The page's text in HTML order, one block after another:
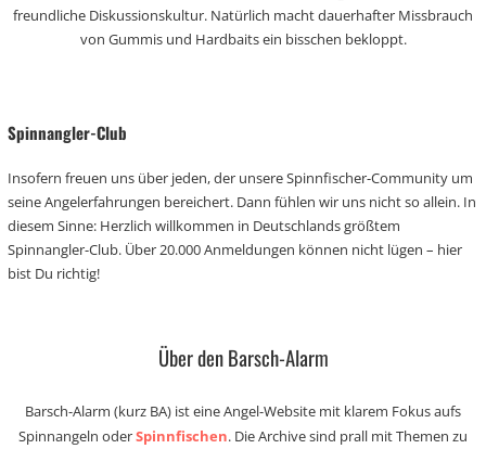
freundliche Diskussionskultur. Natürlich macht dauerhafter Missbrauch
von Gummis und Hardbaits ein bisschen bekloppt.
Spinnangler-Club
Insofern freuen uns über jeden, der unsere Spinnfischer-Community um
seine Angelerfahrungen bereichert. Dann fühlen wir uns nicht so allein. In
diesem Sinne: Herzlich willkommen in Deutschlands größtem
Spinnangler-Club. Über 20.000 Anmeldungen können nicht lügen – hier
bist Du richtig!
Über den Barsch-Alarm
Barsch-Alarm (kurz BA) ist eine Angel-Website mit klarem Fokus aufs
Spinnangeln oderSpinnfischen. Die Archive sind prall mit Themen zu